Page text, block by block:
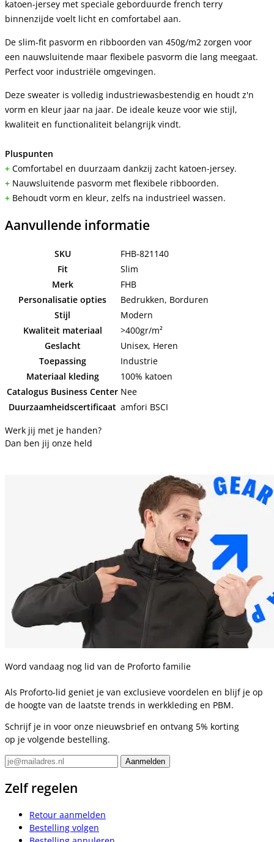
katoen-jersey met speciale geborduurde french terry
binnenzijde voelt licht en comfortabel aan.
De slim-fit pasvorm en ribboorden van 450g/m2 zorgen voor
een nauwsluitende maar flexibele pasvorm die lang meegaat.
Perfect voor industriële omgevingen.
Deze sweater is volledig industriewasbestendig en houdt z'n
vorm en kleur jaar na jaar. De ideale keuze voor wie stijl,
kwaliteit en functionaliteit belangrijk vindt.
Pluspunten
+ Comfortabel en duurzaam dankzij zacht katoen-jersey.
+ Nauwsluitende pasvorm met flexibele ribboorden.
+ Behoudt vorm en kleur, zelfs na industrieel wassen.
Aanvullende informatie
SKU
FHB-821140
Fit
Slim
Merk
FHB
Personalisatie opties
Bedrukken, Borduren
Stijl
Modern
Kwaliteit materiaal
>400gr/m²
Geslacht
Unisex, Heren
Toepassing
Industrie
Materiaal kleding
100% katoen
Catalogus Business Center Nee
Duurzaamheidscertificaat amfori BSCI
Werk jij met je handen?
Dan ben jij onze held
Word vandaag nog lid van de Proforto familie
Als Proforto-lid geniet je van exclusieve voordelen en blijf je op
de hoogte van de laatste trends in werkkleding en PBM.
Schrijf je in voor onze nieuwsbrief en ontvang 5% korting
op je volgende bestelling.
Zelf regelen
Retour aanmelden
Bestelling volgen